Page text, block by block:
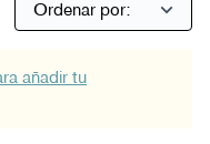
añadir tu